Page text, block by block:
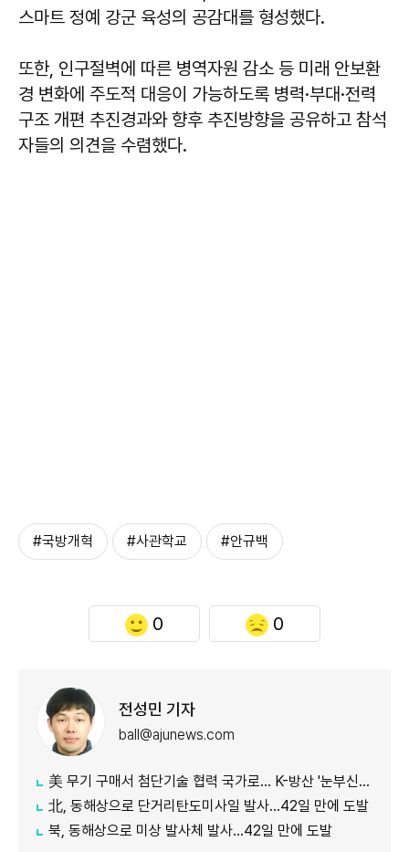
스마트 정예 강군 육성의 공감대를 형성했다.
또한, 인구절벽에 따른 병역자원 감소 등 미래 안보환
경 변화에 주도적 대응이 가능하도록 병력·부대·전력
구조 개편 추진경과와 향후 추진방향을 공유하고 참석
자들의 의견을 수렴했다.
#국방개혁 #사관학교 #안규백
0 0
전성민 기자
ball@ajunews.com
美 무기 구매서 첨단기술 협력 국가로… K-방산 '눈부신 발전'
北, 동해상으로 단거리탄도미사일 발사…42일 만에 도발
북, 동해상으로 미상 발사체 발사…42일 만에 도발